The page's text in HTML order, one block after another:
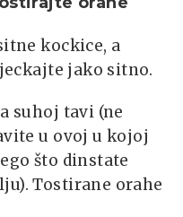
kockice, a
jako sitno.
suhoj tavi (ne
u ovoj u kojoj
što dinstate
Tostirane orahe